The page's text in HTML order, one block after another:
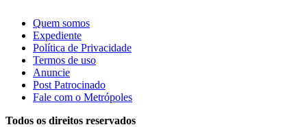
Quem somos
Expediente
Política de Privacidade
Termos de uso
Anuncie
Post Patrocinado
Fale com o Metrópoles
Todos os direitos reservados